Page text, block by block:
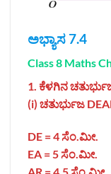
ಅಭ್ಯಾಸ 7.4
Class 8 Maths
1. ಕೆಳಗಿನ
(i) ಚತುರ್ಭುಜ
DE = 4ಸೆಂ.ಮೀ.
EA = 5ಸೆಂ.ಮೀ.